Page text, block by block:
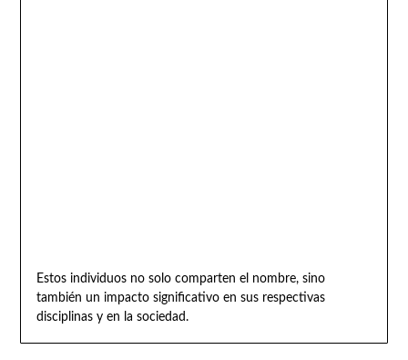
Estos individuos no solo comparten el nombre, sino
también un impacto significativo en sus respectivas
disciplinas y en la sociedad.